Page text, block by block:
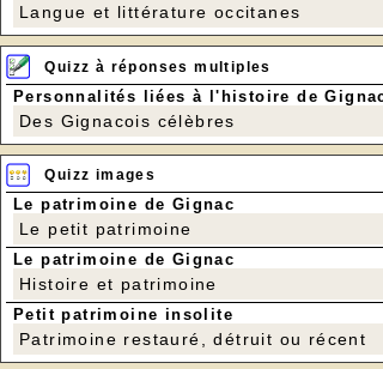
Langue et littérature occitanes
Quizz à réponses multiples
Personnalités liées à l'histoire de
Des Gignacois célèbres
Quizz images
Le patrimoine de Gignac
Le petit patrimoine
Le patrimoine de Gignac
Histoire et patrimoine
Petit patrimoine insolite
Patrimoine restauré, détruit ou récent